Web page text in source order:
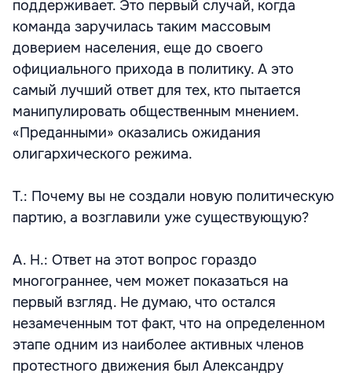
поддерживает. Это первый случай, когда
команда заручилась таким массовым
доверием населения, еще до своего
официального прихода в политику. А это
самый лучший ответ для тех, кто пытается
манипулировать общественным мнением.
«Преданными» оказались ожидания
олигархического режима.
Т.: Почему вы не создали новую политическую
партию, а возглавили уже существующую?
А. Н.: Ответ на этот вопрос гораздо
многограннее, чем может показаться на
первый взгляд. Не думаю, что остался
незамеченным тот факт, что на определенном
этапе одним из наиболее активных членов
протестного движения был Александру